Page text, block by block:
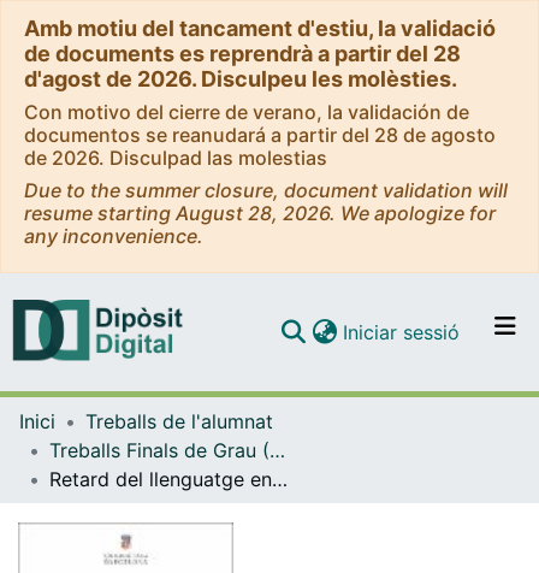
Amb motiu del tancament d'estiu, la validació
de documents es reprendrà a partir del 28
d'agost de 2026. Disculpeu les molèsties.
Con motivo del cierre de verano, la validación de
documentos se reanudará a partir del 28 de agosto
de 2026. Disculpad las molestias
Due to the summer closure, document validation will
resume starting August 28, 2026. We apologize for
any inconvenience.
Navega per tot el DD
Iniciar sessió (current)
Inici
Treballs de l'alumnat
Treballs Finals de Grau (TFG) - Mestre d'Educació Infantil
Retard del llenguatge en l'Educació Infantil. Detecció, intervenció i suports